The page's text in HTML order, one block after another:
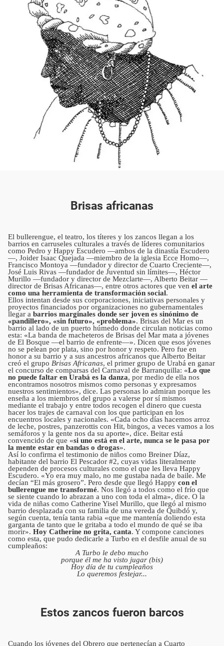
Brisas africanas
El bullerengue, el teatro, los títeres y los zancos llegan a los
barrios en carruseles culturales a través de líderes comunitarios
como Pedro y Happy Escudero —ambos de la dinastía Escudero
—, Joider Isaac Quejada —miembro de la iglesia Ecce Homo—,
Francisco Montoya —fundador y director de Cuarto Creciente—,
José Luis Rivas —fundador de Juventud sin límites—, Héctor
Murillo —fundador y director de Mezclarte—, Alberto Beitar —
director de Brisas Africanas—, entre otros actores que ven el arte
como una herramienta de transformación social.
Ellos intentan desde sus corporaciones, iniciativas personales y
proyectos financiados por organizaciones no gubernamentales
llegar a barrios marginales donde ser joven es sinónimo de
«pandillero», «sin futuro», «problema». Brisas del Mar es un
barrio al lado de un puerto húmedo donde circulan noticias como
esta: «La banda de macheteros de Brisas del Mar mata a jóvenes
de El Bosque —el barrio de enfrente—». Dicen que esos jóvenes
no se pelean por plata, sino por honor y respeto. Pero fue en
honor a su barrio y a sus ancestros africanos que Alberto Beitar
creó el grupo Brisas Africanas, el primer grupo de Urabá en ganar
el concurso de comparsas del Carnaval de Barranquilla: «Lo que
no puede faltar en Urabá es la danza, por medio de ella nos
encontramos nosotros mismos como personas y expresamos
nuestros sentimientos», dice. Las personas lo admiran porque les
enseña a los miembros del grupo a valerse por sí mismos
mediante el trabajo y entre todos recogen el dinero que cuesta
hacer los trajes de carnaval con los que participan en los
encuentros locales y nacionales. «Cada ocho días hacemos arroz
de leche, postres, panzerottis con Hit, bingos, a veces vamos a los
semáforos y la gente nos da su aporte», dice. Beitar está
convencido de que «si uno está en el arte, nunca se le pasa por
la mente estar en bandas o drogas».
Así lo confirma el testimonio de niños como Breiner Díaz,
habitante del barrio El Pescador #2, cuyas vidas literalmente
dependen de procesos culturales como el que les lleva Happy
Escudero. «Yo era muy malo, no me gustaba nada de baile. Me
decían “El más grosero”. Pero desde que llegó Happy con el
bullerengue me transformé. Nos llegó a todos como el frío que
se siente cuando lo abrazan a uno con toda el alma», dice. O la
vida de niñas como Catherine Yisel Murillo, que llegó al mismo
barrio desplazada con su familia de una vereda de Quibdó y,
según cuenta, tenía tanta rabia «que me mantenía doliendo esta
garganta de tanto que le gritaba a todo el mundo de qué se iba
morir». Hoy Catherine no grita, canta. Y compone canciones
como esta, que pudo dedicarle a Turbo en el desfile anual de su
cumpleaños:
A Turbo le debo mucho
porque él me ha visto jugar (bis)
Hoy día de tu cumpleaños
Lo queremos festejar...
Estos zancos fueron barcos
Cuando los jóvenes del Obrero que pertenecían a Cuarto